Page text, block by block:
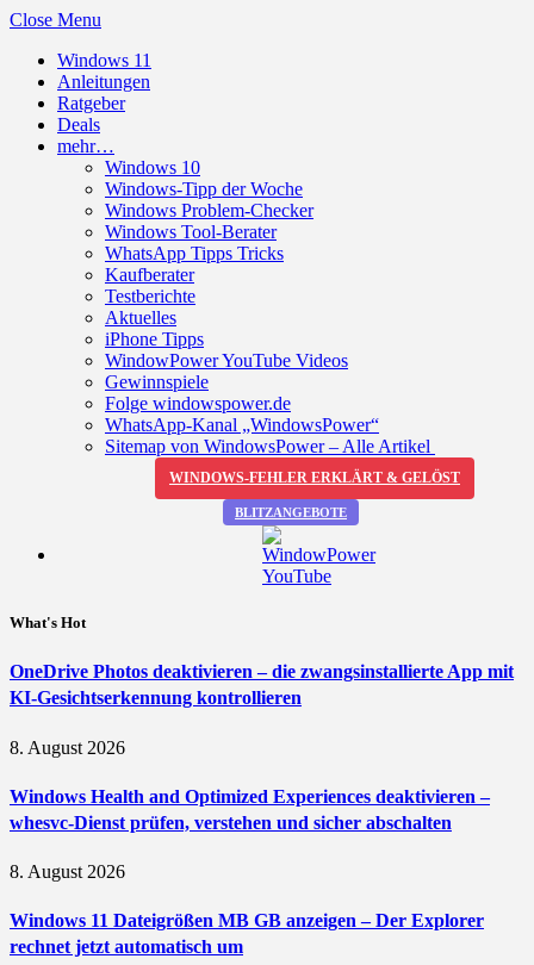
Close Menu
Windows 11
Anleitungen
Ratgeber
Deals
mehr…
Windows 10
Windows-Tipp der Woche
Windows Problem-Checker
Windows Tool-Berater
WhatsApp Tipps Tricks
Kaufberater
Testberichte
Aktuelles
iPhone Tipps
WindowPower YouTube Videos
Gewinnspiele
Folge windowspower.de
WhatsApp-Kanal „WindowsPower“
Sitemap von WindowsPower – Alle Artikel
WINDOWS-FEHLER ERKLÄRT & GELÖST
BLITZANGEBOTE
What's Hot
OneDrive Photos deaktivieren – die zwangsinstallierte App mit
KI-Gesichtserkennung kontrollieren
8. August 2026
Windows Health and Optimized Experiences deaktivieren –
whesvc-Dienst prüfen, verstehen und sicher abschalten
8. August 2026
Windows 11 Dateigrößen MB GB anzeigen – Der Explorer
rechnet jetzt automatisch um